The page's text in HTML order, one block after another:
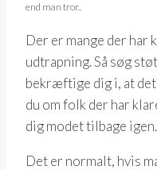
end man tror..
Der er mange der har
udtrapning. Så søg
bekræftige dig i, at
du om folk der har
dig modet tilbage
Det er normalt, hvis